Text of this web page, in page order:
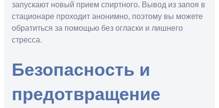
запускают новый прием спиртного. Вывод из запоя в
стационаре проходит анонимно, поэтому вы можете
обратиться за помощью без огласки и лишнего
стресса.
Безопасность и
предотвращение